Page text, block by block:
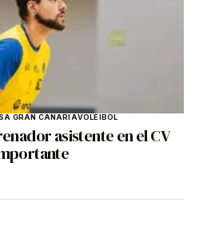
GRAN CANARIAVOLEIBOL
asistente en el CV